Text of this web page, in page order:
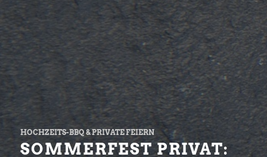
HOCHZEITS-BBQ & PRIVATE FEIERN
SOMMERFEST PRIVAT: